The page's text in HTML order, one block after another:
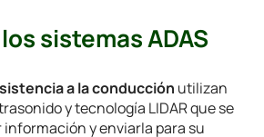
sistemas ADAS
a la conducción utilizan
y tecnología LIDAR que se
y enviarla para su